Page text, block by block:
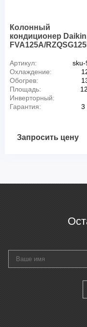
Колонный
кондиционер Daikin
FVA125A/
Артикул:
sku-
Охлаждение:
Обогрев:
Площадь:
Инверторный:
Гарантия:
3
Запросить цену